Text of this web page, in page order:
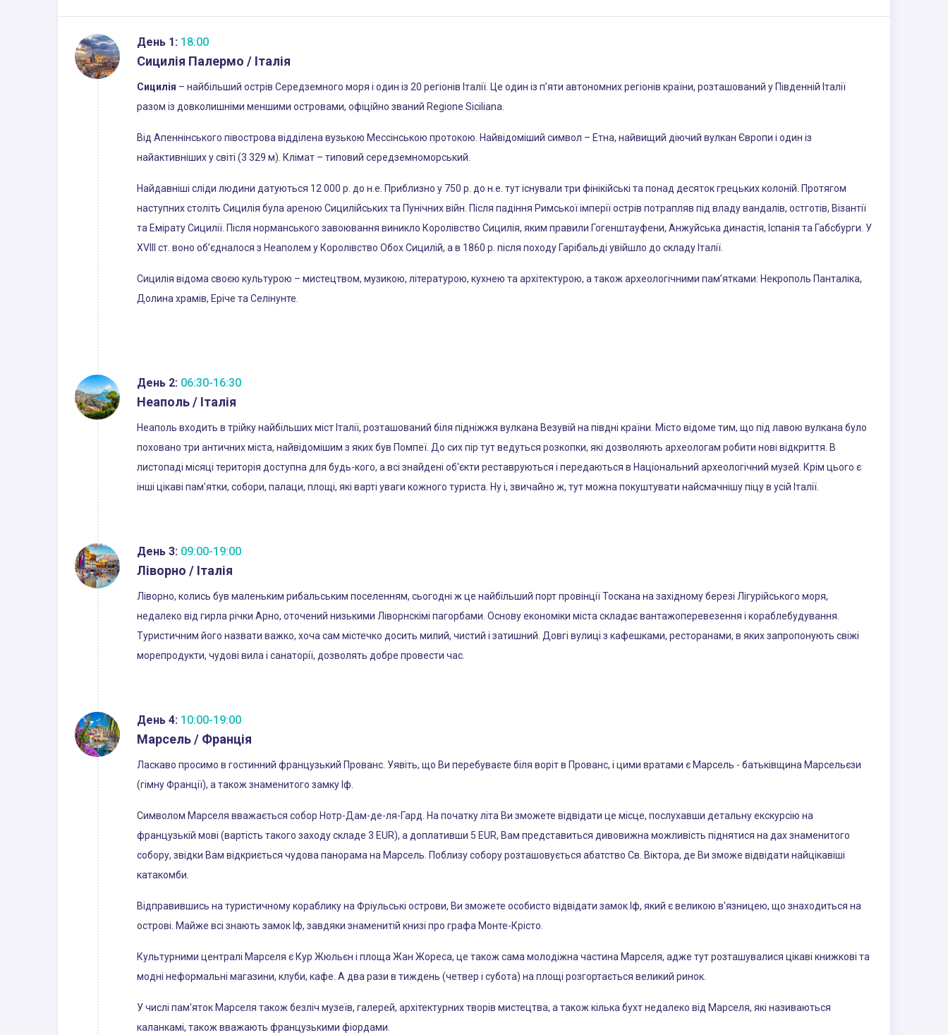
День 1: 18:00
Сицилія Палермо / Італія
Сицилія – найбільший острів Середземного моря і один із 20 регіонів Італії. Це один із п’яти автономних регіонів країни, розташований у Південній Італії
разом із довколишніми меншими островами, офіційно званий Regione Siciliana.
Від Апеннінського півострова відділена вузькою Мессінською протокою. Найвідоміший символ – Етна, найвищий діючий вулкан Європи і один із
найактивніших у світі (3 329 м). Клімат – типовий середземноморський.
Найдавніші сліди людини датуються 12 000 р. до н.е. Приблизно у 750 р. до н.е. тут існували три фінікійські та понад десяток грецьких колоній. Протягом
наступних століть Сицилія була ареною Сицилійських та Пунічних війн. Після падіння Римської імперії острів потрапляв під владу вандалів, остготів, Візантії
та Емірату Сицилії. Після норманського завоювання виникло Королівство Сицилія, яким правили Гогенштауфени, Анжуйська династія, Іспанія та Габсбурги. У
XVIII ст. воно об’єдналося з Неаполем у Королівство Обох Сицилій, а в 1860 р. після походу Гарібальді увійшло до складу Італії.
Сицилія відома своєю культурою – мистецтвом, музикою, літературою, кухнею та архітектурою, а також археологічними пам’ятками: Некрополь Панталіка,
Долина храмів, Еріче та Селінунте.
День 2: 06:30-16:30
Неаполь / Італія
Неаполь входить в трійку найбільших міст Італії, розташований біля підніжжя вулкана Везувій на півдні країни. Місто відоме тим, що під лавою вулкана було
поховано три античних міста, найвідомішим з яких був Помпеї. До сих пір тут ведуться розкопки, які дозволяють археологам робити нові відкриття. В
листопаді місяці територія доступна для будь-кого, а всі знайдені об'єкти реставруються і передаються в Національний археологічний музей. Крім цього є
інші цікаві пам'ятки, собори, палаци, площі, які варті уваги кожного туриста. Ну і, звичайно ж, тут можна покуштувати найсмачнішу піцу в усій Італії.
День 3: 09:00-19:00
Ліворно / Італія
Ліворно, колись був маленьким рибальським поселенням, сьогодні ж це найбільший порт провінції Тоскана на західному березі Лігурійського моря,
недалеко від гирла річки Арно, оточений низькими Ліворнскімі пагорбами. Основу економіки міста складає вантажоперевезення і кораблебудування.
Туристичним його назвати важко, хоча сам містечко досить милий, чистий і затишний. Довгі вулиці з кафешками, ресторанами, в яких запропонують свіжі
морепродукти, чудові вила і санаторії, дозволять добре провести час.
День 4: 10:00-19:00
Марсель / Франція
Ласкаво просимо в гостинний французький Прованс. Уявіть, що Ви перебуваєте біля воріт в Прованс, і цими вратами є Марсель - батьківщина Марсельєзи
(гімну Франції), а також знаменитого замку Іф.
Символом Марселя вважається собор Нотр-Дам-де-ля-Гард. На початку літа Ви зможете відвідати це місце, послухавши детальну екскурсію на
французькій мові (вартість такого заходу складе 3 EUR), а доплативши 5 EUR, Вам представиться дивовижна можливість піднятися на дах знаменитого
собору, звідки Вам відкриється чудова панорама на Марсель. Поблизу собору розташовується абатство Св. Віктора, де Ви зможе відвідати найцікавіші
катакомби.
Відправившись на туристичному кораблику на Фріульські острови, Ви зможете особисто відвідати замок Іф, який є великою в'язницею, що знаходиться на
острові. Майже всі знають замок Іф, завдяки знаменитій книзі про графа Монте-Крісто.
Культурними централі Марселя є Кур Жюльєн і площа Жан Жореса, це також сама молодіжна частина Марселя, адже тут розташувалися цікаві книжкові та
модні неформальні магазини, клуби, кафе. А два рази в тиждень (четвер і субота) на площі розгортається великий ринок.
У числі пам'яток Марселя також безліч музеїв, галерей, архітектурних творів мистецтва, а також кілька бухт недалеко від Марселя, які називаються
каланкамі, також вважають французькими фіордами.